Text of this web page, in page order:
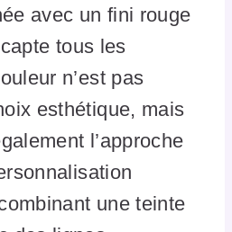
avec un fini rouge
tous les
n’est pas
esthétique, mais
l’approche
une teinte